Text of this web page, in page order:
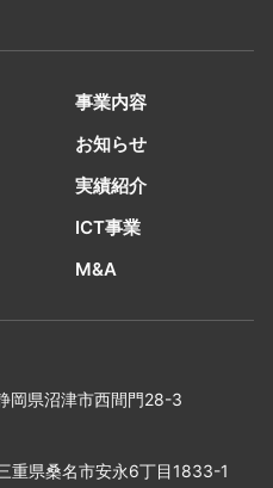
事業内容
お知らせ
実績紹介
ICT事業
M&A
岡県沼津市西間門28-3
重県桑名市安永6丁目1833-1